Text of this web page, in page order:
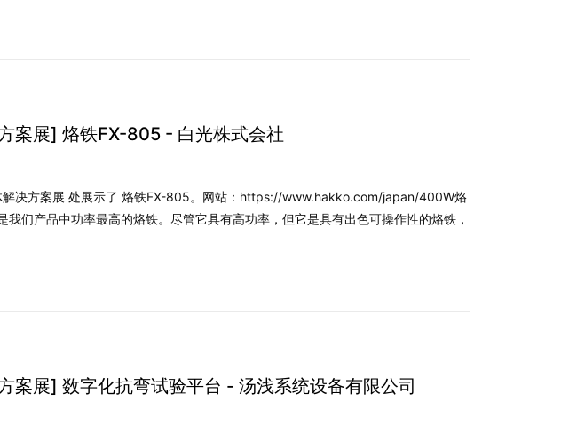
案展] 烙铁FX-805 - 白光株式会社
解决方案展 处展示了 烙铁FX-805。网站：https://www.hakko.com/japan/400W烙
们产品中功率最高的烙铁。尽管它具有高功率，但它是具有出色可操作性的烙铁，
案展] 数字化抗弯试验平台 - 汤浅系统设备有限公司